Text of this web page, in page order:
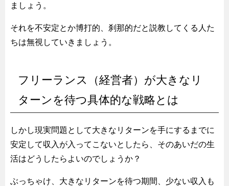
ましょう。
それを不安定とか博打的、刹那的だと説教してくる人た
ちは無視していきましょう。
フリーランス（経営者）が大きなリ
ターンを待つ具体的な戦略とは
しかし現実問題として大きなリターンを手にするまでに
安定して収入が入ってこないとしたら、そのあいだの生
活はどうしたらよいのでしょうか？
ぶっちゃけ、大きなリターンを待つ期間、少ない収入も